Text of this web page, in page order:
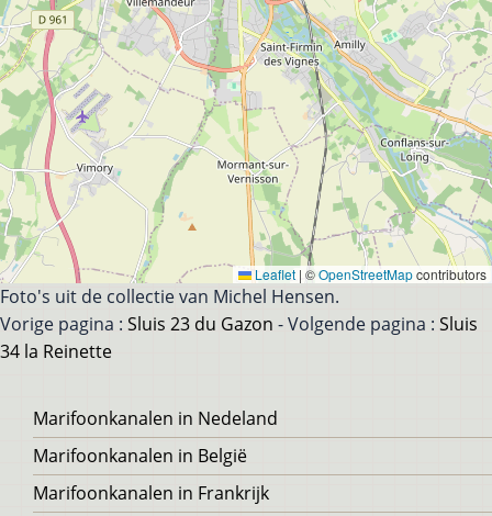
Leaflet | ©OpenStreetMapcontributors
Foto's uit de collectie van Michel Hensen.
Vorige pagina : Sluis 23 du Gazon - Volgende pagina : Sluis
34 la Reinette
Voet
Marifoonkanalen in Nedeland
Marifoonkanalen in België
Marifoonkanalen in Frankrijk